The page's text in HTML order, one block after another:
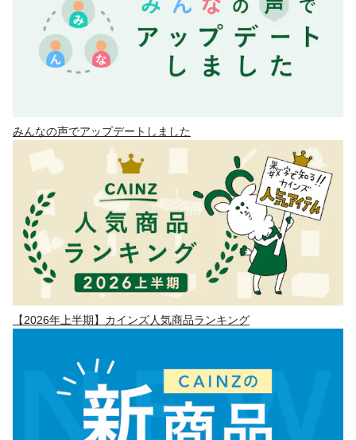
みんなの声でアップデートしました
【2026年上半期】カインズ人気商品ランキング